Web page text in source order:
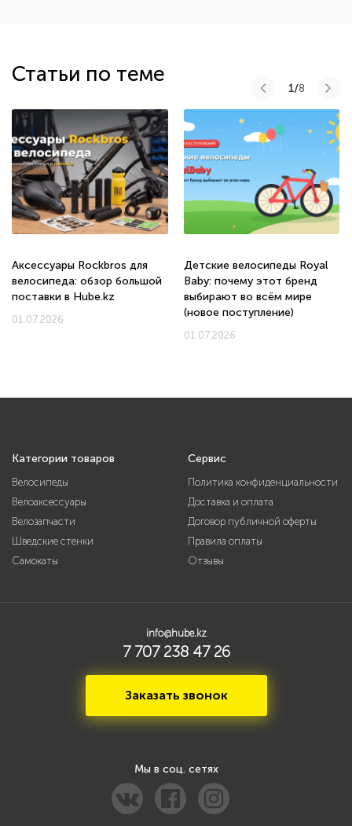
Статьи по теме
Аксессуары Rockbros для
велосипеда: обзор большой
поставки в Hube.kz
01.07.2026
Детские велосипеды Royal
Baby: почему этот бренд
выбирают во всём мире
(новое поступление)
01.07.2026
1/8
Категории товаров
Велосипеды
Велоаксессуары
Велозапчасти
Шведские стенки
Самокаты
Сервис
Политика конфиденциальности
Доставка и оплата
Договор публичной оферты
Правила оплаты
Отзывы
info@hube.kz
7 707 238 47 26
Заказать звонок
Мы в соц. сетях